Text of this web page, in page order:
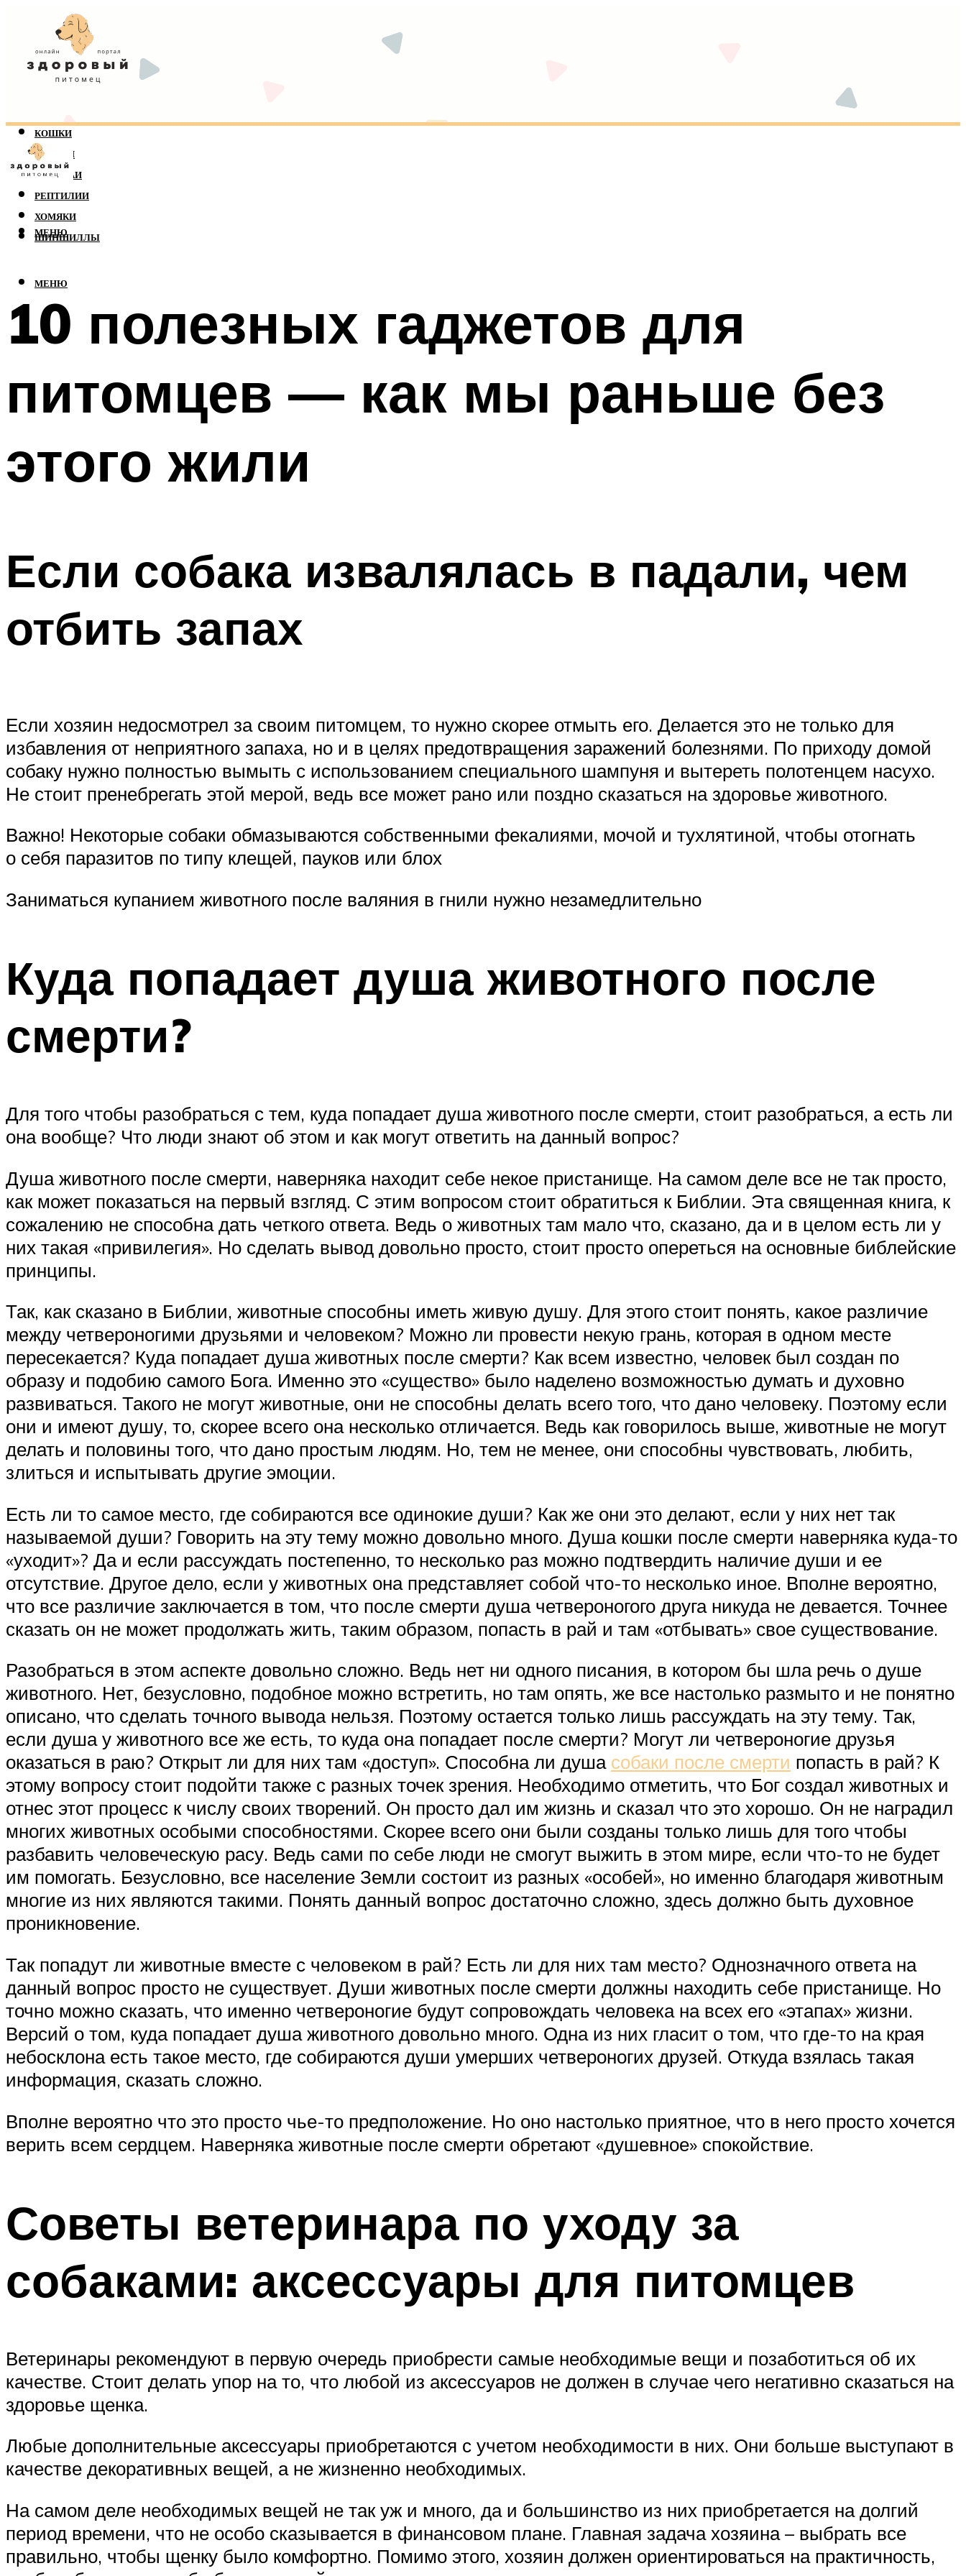
КОШКИ
СОБАКИ
ПОПУГАИ
РЕПТИЛИИ
ХОМЯКИ
ШИНШИЛЛЫ
МЕНЮ
МЕНЮ
10 полезных гаджетов для
питомцев — как мы раньше без
этого жили
Если собака извалялась в падали, чем
отбить запах
Если хозяин недосмотрел за своим питомцем, то нужно скорее отмыть его. Делается это не только для
избавления от неприятного запаха, но и в целях предотвращения заражений болезнями. По приходу домой
собаку нужно полностью вымыть с использованием специального шампуня и вытереть полотенцем насухо.
Не стоит пренебрегать этой мерой, ведь все может рано или поздно сказаться на здоровье животного.
Важно! Некоторые собаки обмазываются собственными фекалиями, мочой и тухлятиной, чтобы отогнать
о себя паразитов по типу клещей, пауков или блох
Заниматься купанием животного после валяния в гнили нужно незамедлительно
Куда попадает душа животного после
смерти?
Для того чтобы разобраться с тем, куда попадает душа животного после смерти, стоит разобраться, а есть ли
она вообще? Что люди знают об этом и как могут ответить на данный вопрос?
Душа животного после смерти, наверняка находит себе некое пристанище. На самом деле все не так просто,
как может показаться на первый взгляд. С этим вопросом стоит обратиться к Библии. Эта священная книга, к
сожалению не способна дать четкого ответа. Ведь о животных там мало что, сказано, да и в целом есть ли у
них такая «привилегия». Но сделать вывод довольно просто, стоит просто опереться на основные библейские
принципы.
Так, как сказано в Библии, животные способны иметь живую душу. Для этого стоит понять, какое различие
между четвероногими друзьями и человеком? Можно ли провести некую грань, которая в одном месте
пересекается? Куда попадает душа животных после смерти? Как всем известно, человек был создан по
образу и подобию самого Бога. Именно это «существо» было наделено возможностью думать и духовно
развиваться. Такого не могут животные, они не способны делать всего того, что дано человеку. Поэтому если
они и имеют душу, то, скорее всего она несколько отличается. Ведь как говорилось выше, животные не могут
делать и половины того, что дано простым людям. Но, тем не менее, они способны чувствовать, любить,
злиться и испытывать другие эмоции.
Есть ли то самое место, где собираются все одинокие души? Как же они это делают, если у них нет так
называемой души? Говорить на эту тему можно довольно много. Душа кошки после смерти наверняка куда-то
«уходит»? Да и если рассуждать постепенно, то несколько раз можно подтвердить наличие души и ее
отсутствие. Другое дело, если у животных она представляет собой что-то несколько иное. Вполне вероятно,
что все различие заключается в том, что после смерти душа четвероногого друга никуда не девается. Точнее
сказать он не может продолжать жить, таким образом, попасть в рай и там «отбывать» свое существование.
Разобраться в этом аспекте довольно сложно. Ведь нет ни одного писания, в котором бы шла речь о душе
животного. Нет, безусловно, подобное можно встретить, но там опять, же все настолько размыто и не понятно
описано, что сделать точного вывода нельзя. Поэтому остается только лишь рассуждать на эту тему. Так,
если душа у животного все же есть, то куда она попадает после смерти? Могут ли четвероногие друзья
оказаться в раю? Открыт ли для них там «доступ». Способна ли душа собаки после смерти попасть в рай? К
этому вопросу стоит подойти также с разных точек зрения. Необходимо отметить, что Бог создал животных и
отнес этот процесс к числу своих творений. Он просто дал им жизнь и сказал что это хорошо. Он не наградил
многих животных особыми способностями. Скорее всего они были созданы только лишь для того чтобы
разбавить человеческую расу. Ведь сами по себе люди не смогут выжить в этом мире, если что-то не будет
им помогать. Безусловно, все население Земли состоит из разных «особей», но именно благодаря животным
многие из них являются такими. Понять данный вопрос достаточно сложно, здесь должно быть духовное
проникновение.
Так попадут ли животные вместе с человеком в рай? Есть ли для них там место? Однозначного ответа на
данный вопрос просто не существует. Души животных после смерти должны находить себе пристанище. Но
точно можно сказать, что именно четвероногие будут сопровождать человека на всех его «этапах» жизни.
Версий о том, куда попадает душа животного довольно много. Одна из них гласит о том, что где-то на края
небосклона есть такое место, где собираются души умерших четвероногих друзей. Откуда взялась такая
информация, сказать сложно.
Вполне вероятно что это просто чье-то предположение. Но оно настолько приятное, что в него просто хочется
верить всем сердцем. Наверняка животные после смерти обретают «душевное» спокойствие.
Советы ветеринара по уходу за
собаками: аксессуары для питомцев
Ветеринары рекомендуют в первую очередь приобрести самые необходимые вещи и позаботиться об их
качестве. Стоит делать упор на то, что любой из аксессуаров не должен в случае чего негативно сказаться на
здоровье щенка.
Любые дополнительные аксессуары приобретаются с учетом необходимости в них. Они больше выступают в
качестве декоративных вещей, а не жизненно необходимых.
На самом деле необходимых вещей не так уж и много, да и большинство из них приобретается на долгий
период времени, что не особо сказывается в финансовом плане. Главная задача хозяина – выбрать все
правильно, чтобы щенку было комфортно. Помимо этого, хозяин должен ориентироваться на практичность,